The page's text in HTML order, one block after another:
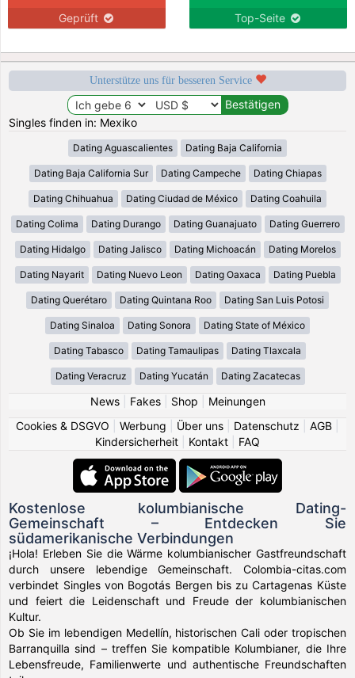
Geprüft Top-Seite
Unterstütze uns für besseren Service
Singles finden in: Mexiko
Dating Aguascalientes Dating Baja California
Dating Baja California Sur Dating Campeche Dating Chiapas
Dating Chihuahua Dating Ciudad de México Dating Coahuila
Dating Colima Dating Durango Dating Guanajuato Dating Guerrero
Dating Hidalgo Dating Jalisco Dating Michoacán Dating Morelos
Dating Nayarit Dating Nuevo Leon Dating Oaxaca Dating Puebla
Dating Querétaro Dating Quintana Roo Dating San Luis Potosi
Dating Sinaloa Dating Sonora Dating State of México
Dating Tabasco Dating Tamaulipas Dating Tlaxcala
Dating Veracruz Dating Yucatán Dating Zacatecas
News| Fakes| Shop
Meinungen
Cookies & DSGVO
Werbung Über uns Datenschutz AGB
Kindersicherheit
Kontakt FAQ
Kostenlose kolumbianische Dating-
Gemeinschaft – Entdecken Sie
südamerikanische Verbindungen
¡Hola! Erleben Sie die Wärme kolumbianischer Gastfreundschaft
durch unsere lebendige Gemeinschaft. Colombia-citas.com
verbindet Singles von Bogotás Bergen bis zu Cartagenas Küste
und feiert die Leidenschaft und Freude der kolumbianischen
Kultur.
Ob Sie im lebendigen Medellín, historischen Cali oder tropischen
Barranquilla sind – treffen Sie kompatible Kolumbianer, die Ihre
Lebensfreude, Familienwerte und authentische Freundschaften